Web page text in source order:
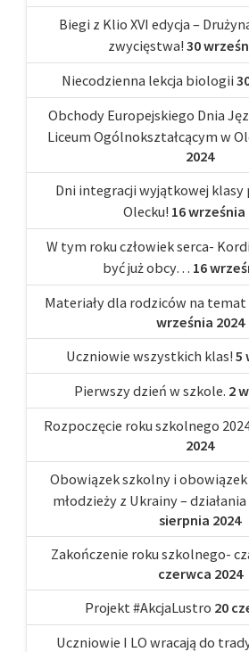
Biegi z Klio XVI edycja –
zwycięstwa! 30
Niecodzienna lekcja biologii
Obchody Europejskiego Dnia
Liceum Ogólnokształcącym w
2024
Dni integracji wyjątkowej klasy
Olecku! 16 września
W tym roku człowiek serca-
być już obcy… 16
Materiały dla rodziców na temat
września 2024
Uczniowie wszystkich klas! 5
Pierwszy dzień w szkole. 2
Rozpoczęcie roku szkolnego
2024
Obowiązek szkolny i
młodzieży z Ukrainy –
sierpnia 2024
Zakończenie roku szkolnego-
czerwca 2024
Projekt #AkcjaLustro 20
Uczniowie I LO wracają do